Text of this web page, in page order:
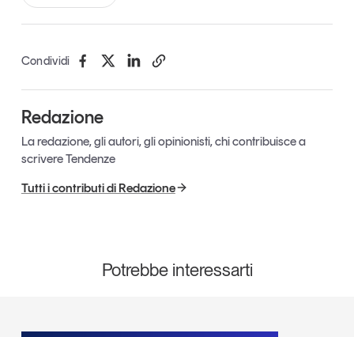
Tendenze2026
Condividi
Redazione
La redazione, gli autori, gli opinionisti, chi contribuisce a
scrivere Tendenze
Tutti i contributi di Redazione
Potrebbe interessarti